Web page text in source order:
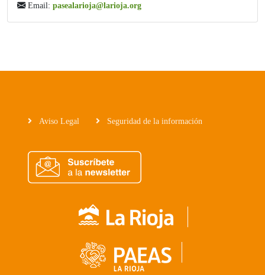
Email: pasealarioja@larioja.org
Aviso Legal Seguridad de la información